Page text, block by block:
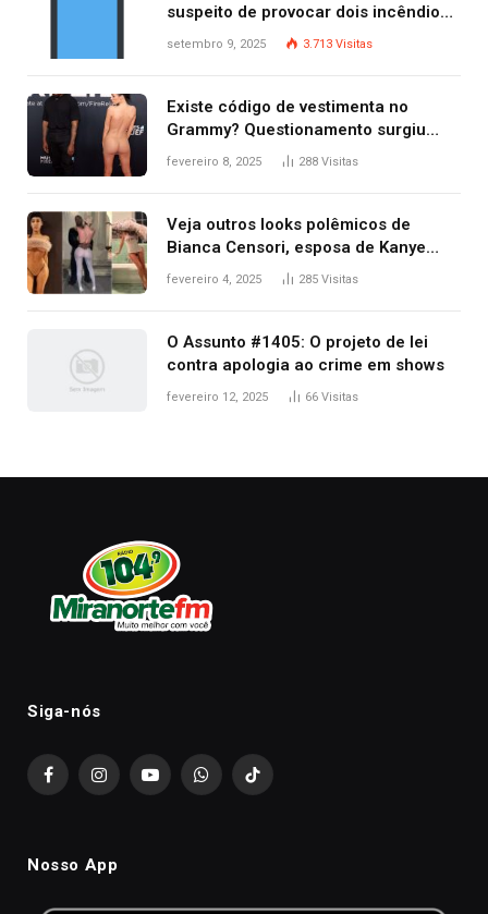
suspeito de provocar dois incêndios
criminosos no mesmo dia
setembro 9, 2025 3.713 Visitas
Existe código de vestimenta no
Grammy? Questionamento surgiu
após Bianca Censori, mulher de
fevereiro 8, 2025 288 Visitas
Veja outros looks polêmicos de
Bianca Censori, esposa de Kanye
West que apareceu nua no Grammy
fevereiro 4, 2025 285 Visitas
O Assunto #1405: O projeto de lei
contra apologia ao crime em shows
fevereiro 12, 2025 66 Visitas
Siga-nós
FacebookInstagramYouTubeWhatsAppTikTok
Nosso App